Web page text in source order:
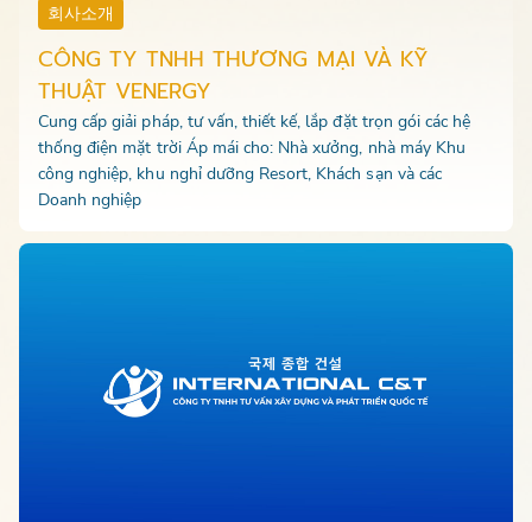
회사소개
CÔNG TY TNHH THƯƠNG MẠI VÀ KỸ
THUẬT VENERGY
Cung cấp giải pháp, tư vấn, thiết kế, lắp đặt trọn gói các hệ
thống điện mặt trời Áp mái cho: Nhà xưởng, nhà máy Khu
công nghiệp, khu nghỉ dưỡng Resort, Khách sạn và các
Doanh nghiệp